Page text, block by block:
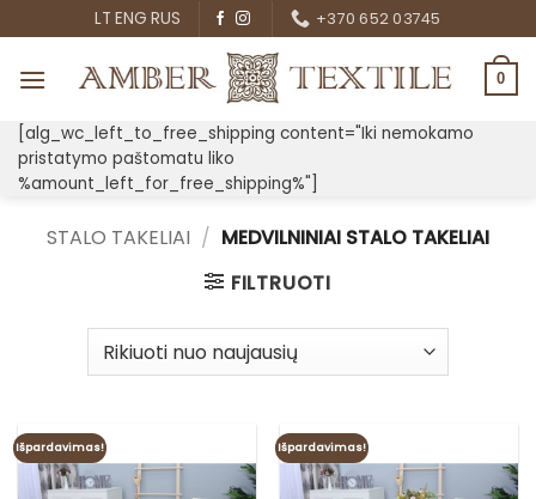
to
content
LT ENG RUS +370 652 03745
0
[alg_wc_left_to_free_shipping content="Iki nemokamo
pristatymo paštomatu liko
%amount_left_for_free_shipping%"]
STALO TAKELIAI / MEDVILNINIAI STALO TAKELIAI
FILTRUOTI
Išpardavimas! Išpardavimas!